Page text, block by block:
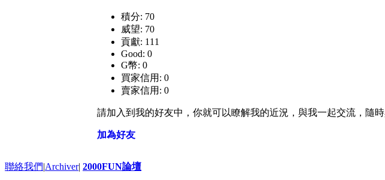
積分: 70
威望: 70
貢獻: 111
Good: 0
G幣: 0
買家信用: 0
賣家信用: 0
請加入到我的好友中，你就可以瞭解我的近況，與我一起交流，隨時
加為好友
聯絡我們|Archiver| 2000FUN論壇